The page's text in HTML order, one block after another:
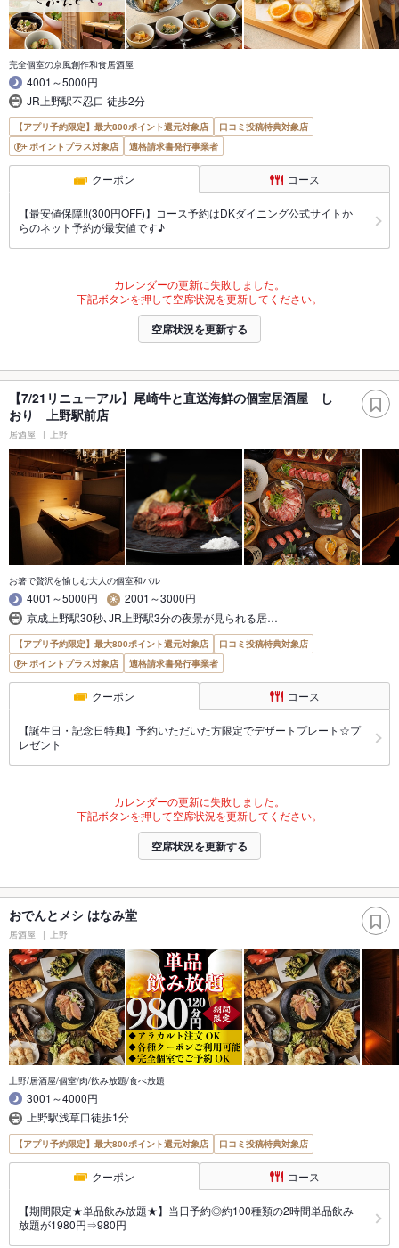
完全個室の京風創作和食居酒屋
4001～5000円
JR上野駅不忍口 徒歩2分
【アプリ予約限定】最大800ポイント還元対象店
口コミ投稿特典対象店
ポイントプラス対象店
適格請求書発行事業者
クーポン コース
【最安値保障!!(300円OFF)】コース予約はDKダイニング公式サイトか
らのネット予約が最安値です♪
カレンダーの更新に失敗しました。
下記ボタンを押して空席状況を更新してください。
空席状況を更新する
【7/21リニューアル】尾崎牛と直送海鮮の個室居酒屋 し
おり 上野駅前店
居酒屋 上野
お箸で贅沢を愉しむ大人の個室和バル
4001～5000円
2001～3000円
京成上野駅30秒､JR上野駅3分の夜景が見られる居…
【アプリ予約限定】最大800ポイント還元対象店
口コミ投稿特典対象店
ポイントプラス対象店
適格請求書発行事業者
クーポン コース
【誕生日・記念日特典】予約いただいた方限定でデザートプレート☆プ
レゼント
カレンダーの更新に失敗しました。
下記ボタンを押して空席状況を更新してください。
空席状況を更新する
おでんとメシ はなみ堂
居酒屋 上野
上野/居酒屋/個室/肉/飲み放題/食べ放題
3001～4000円
上野駅浅草口徒歩1分
【アプリ予約限定】最大800ポイント還元対象店 口コミ投稿特典対象店
クーポン コース
【期間限定★単品飲み放題★】当日予約◎約100種類の2時間単品飲み
放題が1980円⇒980円